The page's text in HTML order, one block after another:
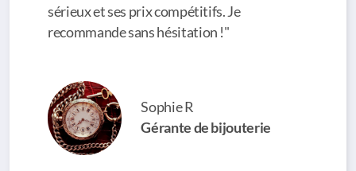
sérieux et ses prix compétitifs. Je
recommande sans hésitation !"
Sophie R
Gérante de bijouterie